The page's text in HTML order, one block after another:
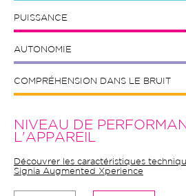
PUISSANCE
AUTONOMIE
COMPRÉHENSION DANS LE BRUIT
NIVEAU DE
L'APPAREIL
Découvrer les caractéristiques
Signia Augmented Xperience